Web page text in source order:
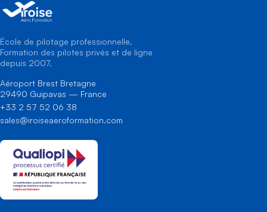
École de pilotage professionnelle.
Formation des pilotes privés et de ligne
depuis 2007.
Aéroport Brest Bretagne
29490 Guipavas — France
+33 2 57 52 06 38
sales@iroiseaeroformation.com